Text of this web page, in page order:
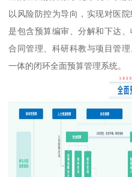
以风险防控为导向，实现对医
是包含预算编审、分解和下达
合同管理、科研科教与项目管
一体的闭环全面预算管理系统。